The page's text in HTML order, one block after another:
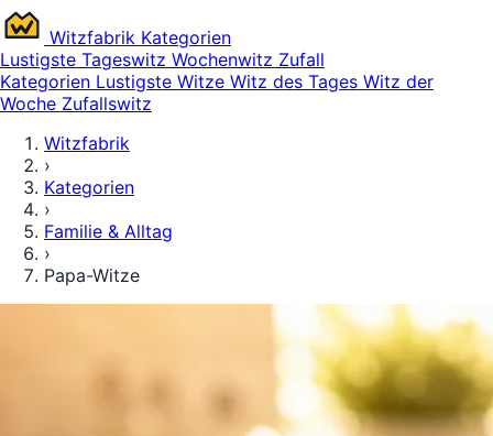
Witzfabrik Kategorien
Lustigste Tageswitz Wochenwitz Zufall
Kategorien Lustigste Witze Witz des Tages Witz der
Woche Zufallswitz
Witzfabrik
›
Kategorien
›
Familie & Alltag
›
Papa-Witze